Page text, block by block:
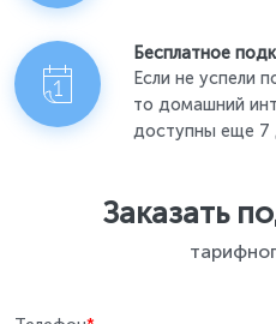
Бесплатное
Если не успели
то домашний
доступны еще 7
Заказать